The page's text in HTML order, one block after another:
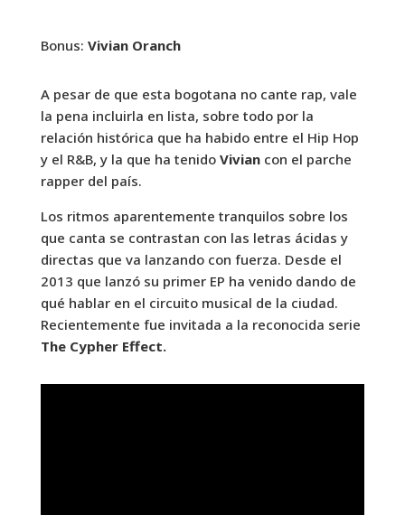
Bonus: Vivian Oranch
A pesar de que esta bogotana no cante rap, vale
la pena incluirla en lista, sobre todo por la
relación histórica que ha habido entre el Hip Hop
y el R&B, y la que ha tenido Viviancon el parche
rapper del país.
Los ritmos aparentemente tranquilos sobre los
que canta se contrastan con las letras ácidas y
directas que va lanzando con fuerza. Desde el
2013 que lanzó su primer EP ha venido dando de
qué hablar en el circuito musical de la ciudad.
Recientemente fue invitada a la reconocida serie
The Cypher Effect.